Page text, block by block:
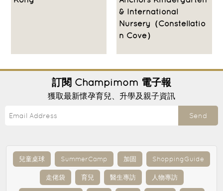
& International
Nursery（Constellatio
n Cove）
訂閱 Champimom 電子報
獲取最新懷孕育兒、升學及親子資訊
Send
兒童桌球 SummerCamp 加固 ShoppingGuide
走佬袋 育兒 醫生專訪 人物專訪